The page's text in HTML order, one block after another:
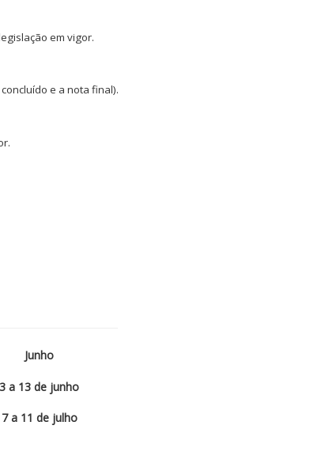
em vigor.
e a nota final).
Junho
3 a 13 de junho
7 a 11 de julho